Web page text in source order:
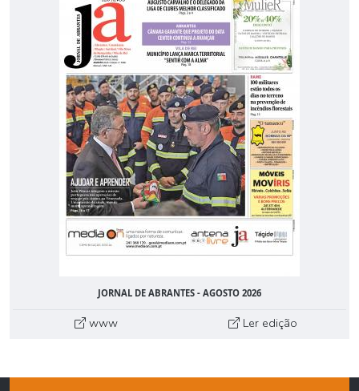
JORNAL DE ABRANTES - AGOSTO 2026
www Ler edição